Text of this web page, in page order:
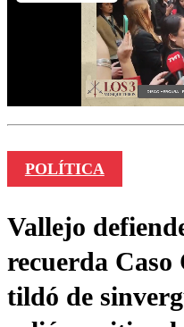
POLÍTICA
Vallejo
recuerda Caso
tildó de